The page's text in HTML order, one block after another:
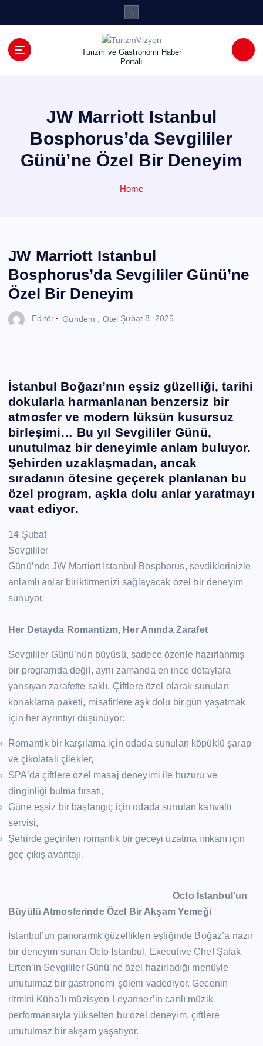
Turizm ve Gastronomi Haber
Portalı
JW Marriott Istanbul
Bosphorus’da Sevgililer
Günü’ne Özel Bir Deneyim
Home
JW Marriott Istanbul
Bosphorus’da Sevgililer Günü’ne
Özel Bir Deneyim
Editör Gündem Otel Şubat 8, 2025
İstanbul Boğazı’nın eşsiz güzelliği, tarihi
dokularla harmanlanan benzersiz bir
atmosfer ve modern lüksün kusursuz
birleşimi… Bu yıl Sevgililer Günü,
unutulmaz bir deneyimle anlam buluyor.
Şehirden uzaklaşmadan, ancak
sıradanın ötesine geçerek planlanan bu
özel program, aşkla dolu anlar yaratmayı
vaat ediyor.
14 Şubat
Sevgililer
Günü’nde JW Marriott Istanbul Bosphorus, sevdiklerinizle
anlamlı anlar biriktirmenizi sağlayacak özel bir deneyim
sunuyor.
Her Detayda Romantizm, Her Anında Zarafet
Sevgililer Günü’nün büyüsü, sadece özenle hazırlanmış
bir programda değil, aynı zamanda en ince detaylara
yansıyan zarafette saklı. Çiftlere özel olarak sunulan
konaklama paketi, misafirlere aşk dolu bir gün yaşatmak
için her ayrıntıyı düşünüyor:
Romantik bir karşılama için odada sunulan köpüklü şarap
ve çikolatalı çilekler,
SPA’da çiftlere özel masaj deneyimi ile huzuru ve
dinginliği bulma fırsatı,
Güne eşsiz bir başlangıç için odada sunulan kahvaltı
servisi,
Şehirde geçirilen romantik bir geceyi uzatma imkanı için
geç çıkış avantajı.
Octo İstanbul’un
Büyülü Atmosferinde Özel Bir Akşam Yemeği
İstanbul’un panoramik güzellikleri eşliğinde Boğaz’a nazır
bir deneyim sunan Octo İstanbul, Executive Chef Şafak
Erten’in Sevgililer Günü’ne özel hazırladığı menüyle
unutulmaz bir gastronomi şöleni vadediyor. Gecenin
ritmini Küba’lı müzisyen Leyanner’in canlı müzik
performansıyla yükselten bu özel deneyim, çiftlere
unutulmaz bir akşam yaşatıyor.